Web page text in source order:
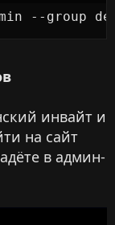
--group
инвайт и
на сайт
в админ-